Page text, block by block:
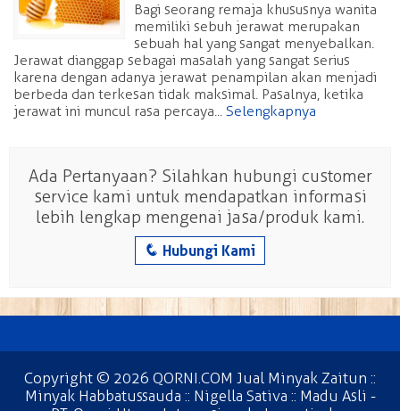
Bagi seorang remaja khususnya wanita
memiliki sebuh jerawat merupakan
sebuah hal yang sangat menyebalkan.
Jerawat dianggap sebagai masalah yang sangat serius
karena dengan adanya jerawat penampilan akan menjadi
berbeda dan terkesan tidak maksimal. Pasalnya, ketika
jerawat ini muncul rasa percaya... Selengkapnya
Ada Pertanyaan? Silahkan hubungi customer
service kami untuk mendapatkan informasi
lebih lengkap mengenai jasa/produk kami.
q Hubungi Kami
Copyright © 2026 QORNI.COM Jual Minyak Zaitun ::
Minyak Habbatussauda :: Nigella Sativa :: Madu Asli -